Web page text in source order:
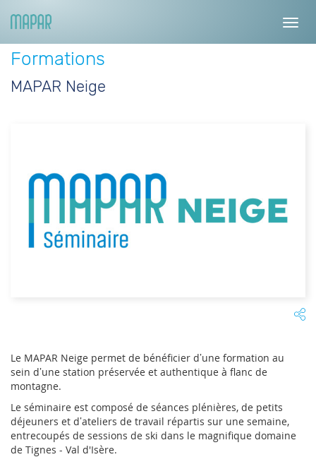
Formations
MAPAR Neige
Le MAPAR Neige permet de bénéficier d’une formation au
sein d’une station préservée et authentique à flanc de
montagne.
Le séminaire est composé de séances plénières, de petits
déjeuners et d’ateliers de travail répartis sur une semaine,
entrecoupés de sessions de ski dans le magnifique domaine
de Tignes - Val d'Isère.